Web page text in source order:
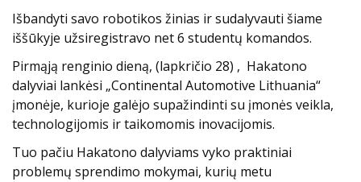
Išbandyti savo robotikos žinias ir sudalyvauti šiame
iššūkyje užsiregistravo net 6 studentų komandos.
Pirmąją renginio dieną, (lapkričio 28) , Hakatono
dalyviai lankėsi „Continental Automotive Lithuania“
įmonėje, kurioje galėjo supažindinti su įmonės veikla,
technologijomis ir taikomomis inovacijomis.
Tuo pačiu Hakatono dalyviams vyko praktiniai
problemų sprendimo mokymai, kurių metu